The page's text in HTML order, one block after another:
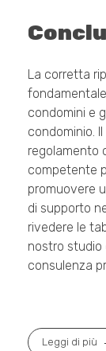
La corretta
condomini e
condominio.
regolamento
competente
promuovere
di supporto
rivedere le
nostro studio
consulenza
Leggi di più